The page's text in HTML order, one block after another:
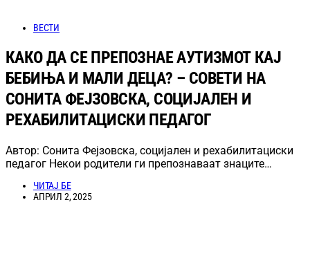
ВЕСТИ
КАКО ДА СЕ ПРЕПОЗНАЕ АУТИЗМОТ КАЈ
БЕБИЊА И МАЛИ ДЕЦА? – СОВЕТИ НА
СОНИТА ФЕЈЗОВСКА, СОЦИЈАЛЕН И
РЕХАБИЛИТАЦИСКИ ПЕДАГОГ
Автор: Сонита Фејзовска, социјален и рехабилитациски
педагог Некои родители ги препознаваат знаците…
ЧИТАЈ БЕ
АПРИЛ 2, 2025